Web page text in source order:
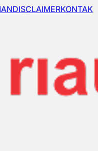
DISCLAIMERKONTAK